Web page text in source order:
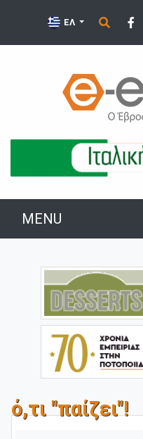
ΕΛ
MENU
ό,τι "παίζει"!